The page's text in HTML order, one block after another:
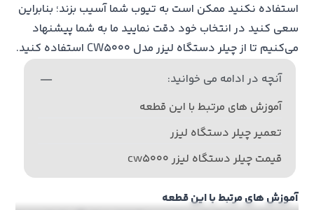
استفاده نکنید ممکن است به تیوب شما آسیب بزند؛ بنابراین
سعی کنید در انتخاب خود دقت نمایید ما به شما پیشنهاد
می‌کنیم تا از چیلر دستگاه لیزر مدل CW5000 استفاده کنید.
آنچه در ادامه می خوانید:
آموزش های مرتبط با این قطعه
تعمیر چیلر دستگاه لیزر
قیمت چیلر دستگاه لیزر cw5000
آموزش های مرتبط با این قطعه